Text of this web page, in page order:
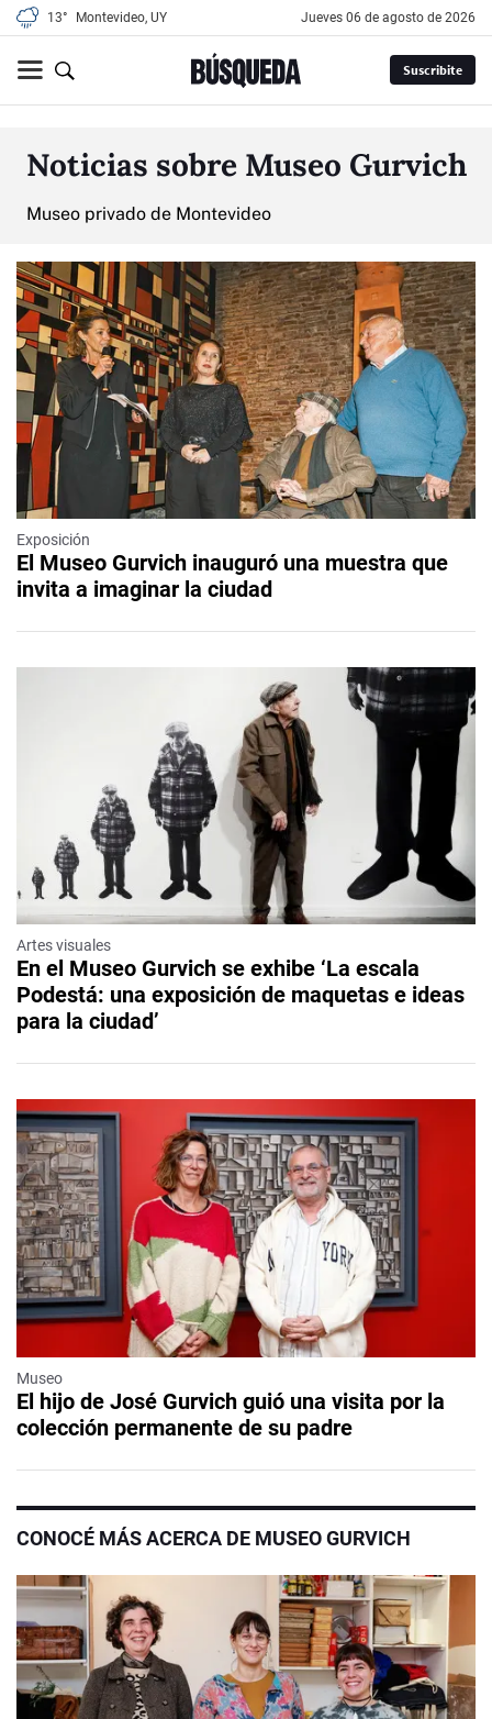
13° Montevideo, UY jueves 06 de agosto de 2026
Suscribite
Noticias sobre Museo Gurvich
Museo privado de Montevideo
Exposición
El Museo Gurvich inauguró una muestra que
invita a imaginar la ciudad
Artes visuales
En el Museo Gurvich se exhibe ‘La escala
Podestá: una exposición de maquetas e ideas
para la ciudad’
Museo
El hijo de José Gurvich guió una visita por la
colección permanente de su padre
CONOCÉ MÁS ACERCA DE MUSEO GURVICH